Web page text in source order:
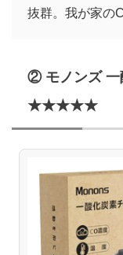
抜群。我が家の
② モノンズ 一
★★★★★